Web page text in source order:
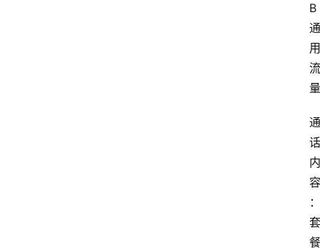
B
通
用
流
量
通
话
内
容
：
套
餐